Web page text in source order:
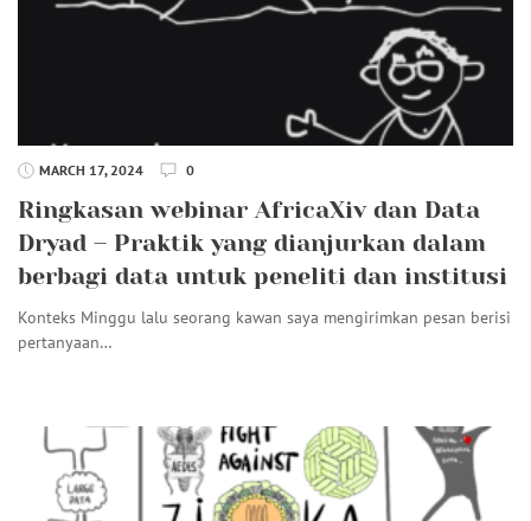
MARCH 17, 2024 0
Ringkasan webinar AfricaXiv dan Data
Dryad – Praktik yang dianjurkan dalam
berbagi data untuk peneliti dan institusi
Konteks Minggu lalu seorang kawan saya mengirimkan pesan berisi
pertanyaan…